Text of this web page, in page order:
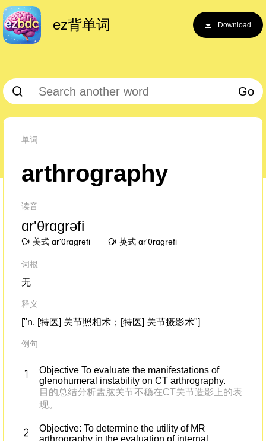
ez背单词 Download
Go
单词
arthrography
读音
ɑr'θrɑɡrəfi
美式 ɑr'θrɑɡrəfi 英式 ɑr'θrɑɡrəfi
词根
无
释义
["n. [特医] 关节照相术；[特医] 关节摄影术"]
例句
Objective To evaluate the manifestations of
glenohumeral instability on CT arthrography.
目的总结分析盂肱关节不稳在CT关节造影上的表
现。
Objective: To determine the utility of MR